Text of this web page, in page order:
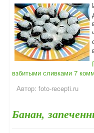
взбитыми сливками 7
Автор: foto-recepti.ru
Банан,